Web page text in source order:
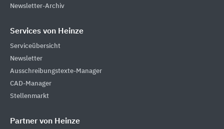
Newsletter-Archiv
Services von Heinze
Serviceübersicht
Newsletter
Ausschreibungstexte-Manager
CAD-Manager
Stellenmarkt
Partner von Heinze